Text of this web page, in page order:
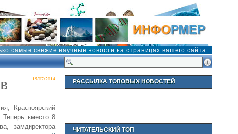
самые свежие научные новости на страницах вашего сайта
15/07/2014
Красноярский
Теперь вместо 8
замдиректора
РАССЫЛКА ТОПОВЫХ НОВОСТЕЙ
ЧИТАТЕЛЬСКИЙ ТОП